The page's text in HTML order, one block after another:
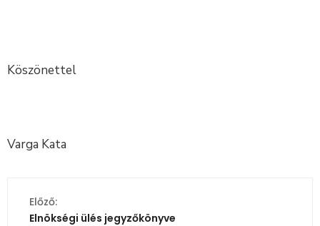
Köszönettel
Varga Kata
Előző:
Elnökségi ülés jegyzőkönyve